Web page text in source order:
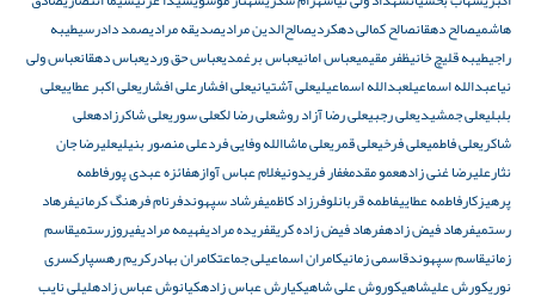
هاشمیصالح دهقانصالح کمالی دهکردیصالح‌الدین مرادیصدیقه مرادیصمد دادرسیطیبه
راجیطیبه قلیچ خانیظفر مقیمیعباس امانیعباس برغمدیعباس حق وردیعباس دهقانعباس ولی
نیاعبدالله اسماعیلعبدالله اسماعیلیعلی آشتیانیعلی افشارعلی افشاریعلی اکبر عطاییعلی
بلبلیعلی جمشیدیعلی رجبیعلی رضا آزاد روشعلی رضا لکعلی سوریعلی شاکرزادهعلی
شاکریعلی فاطمیعلی فرخیعلی قمریعلی ماشاالله وفایی فردعلی منصور بنیلیعلیرضا جان
نثارعلیرضا غنی زادهعمو مقدمغفار فریدونیغلام عباس آوازهفائزه عبدی پورفاطمه
پرهیزکارفاطمه عطاییفاطمه قربانلوفرزاد کاظمیفرشاد سپهوندفرنام فرهنگ کرمانیفرهاد
رستمیفرهاد فیض زادهفرهاد فیض زاده کریقفریده مرادیفهیمه مرادیفیروزرستمیقاسم
زمانیقاسم سپهوندقاسمی زمانیکامران اسماعیلی جماعتکامران بهادرکریم رهسپارکسری
نوریکورش علیشاهیکوروش علی شاهیکیارش عباس زادهکیانوش عباس زادهلیلی نایب